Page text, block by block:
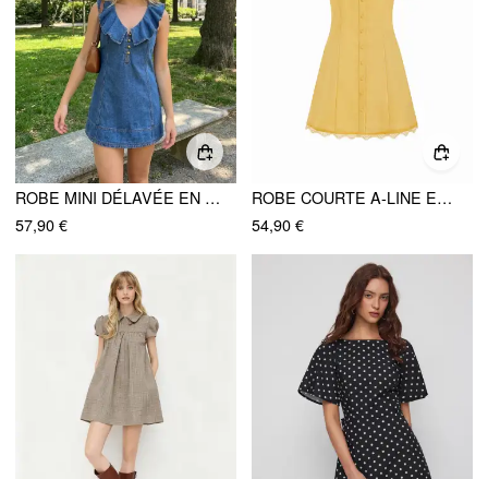
ROBE MINI DÉLAVÉE EN JEAN COL EN V TAILLE OVERSIZE
57,90 €
ROBE COURTE A-LINE EN LIN, COL CARRÉ, DENTELLE ET BOUTONS
54,90 €